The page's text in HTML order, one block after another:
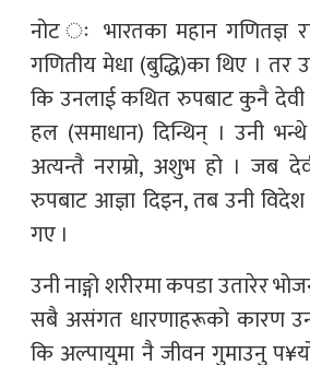
नोट ः भारतका महान गणितज्ञ
गणितीय मेधा (बुद्धि)का थिए । तर
कि उनलाई कथित रुपबाट कुनै देवी
हल (समाधान) दिन्थिन् । उनी
अत्यन्तै नराम्रो, अशुभ हो । जब
रुपबाट आज्ञा दिइन, तब उनी विदेश
गए ।
उनी नाङ्गो शरीरमा कपडा उतारेर
सबै असंगत धारणाहरूको कारण
कि अल्पायुमा नै जीवन गुमाउनु